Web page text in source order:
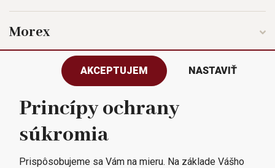
Morex
Sledujte nás
Všetky práva vyhradené © 2023
Morex, spol. s r.o.
AKCEPTUJEM NASTAVIŤ
Princípy ochrany
súkromia
Prispôsobujeme sa Vám na mieru. Na základe Vášho